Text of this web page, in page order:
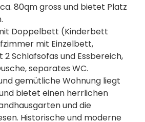
80qm gross und bietet Platz
Doppelbett (Kinderbett
mit Einzelbett,
Schlafsofas und Essbereich,
separates WC.
gemütliche Wohnung liegt
bietet einen herrlichen
und die
Historische und moderne